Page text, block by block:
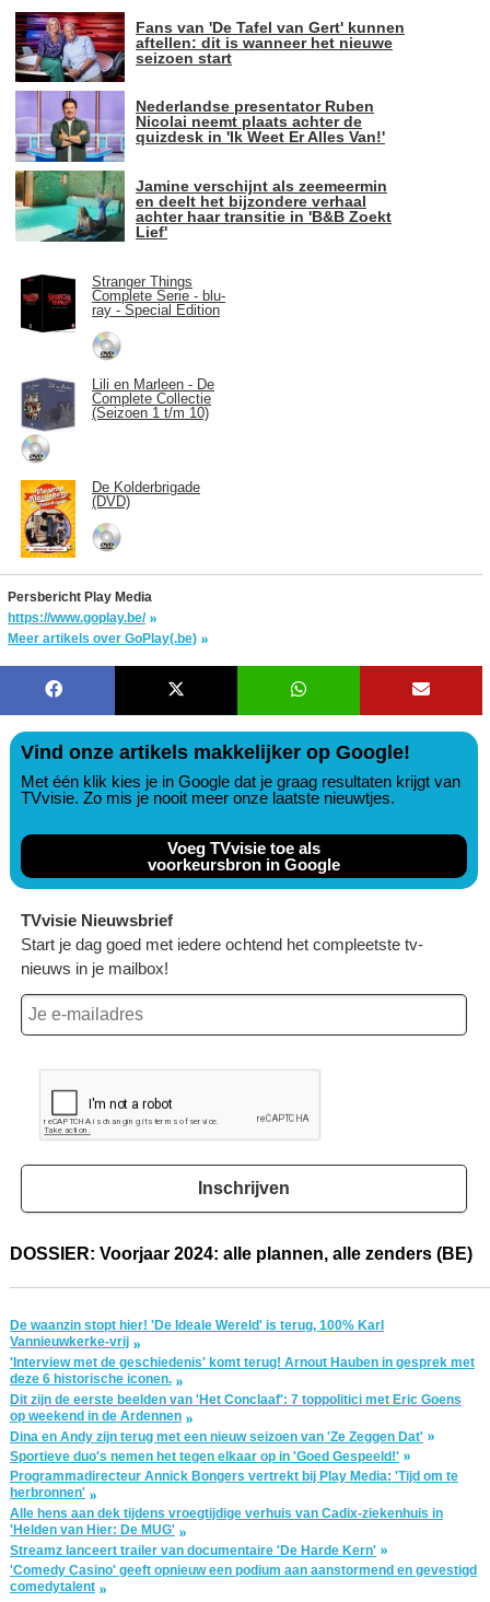
Fans van 'De Tafel van Gert' kunnen
aftellen: dit is wanneer het nieuwe
seizoen start
Nederlandse presentator Ruben
Nicolai neemt plaats achter de
quizdesk in 'Ik Weet Er Alles Van!'
Jamine verschijnt als zeemeermin
en deelt het bijzondere verhaal
achter haar transitie in 'B&B Zoekt
Lief'
Stranger Things
Complete Serie - blu-
ray - Special Edition
Lili en Marleen - De
Complete Collectie
(Seizoen 1 t/m 10)
De Kolderbrigade
(DVD)
Persbericht Play Media
https://www.goplay.be/
Meer artikels over GoPlay(.be)
Vind onze artikels makkelijker op Google!
Met één klik kies je in Google dat je graag resultaten krijgt van
TVvisie. Zo mis je nooit meer onze laatste nieuwtjes.
Voeg TVvisie toe als
voorkeursbron in Google
TVvisie Nieuwsbrief
Start je dag goed met iedere ochtend het compleetste tv-
nieuws in je mailbox!
Inschrijven
DOSSIER: Voorjaar 2024: alle plannen, alle zenders (BE)
De waanzin stopt hier! 'De Ideale Wereld' is terug, 100% Karl
Vannieuwkerke-vrij
'Interview met de geschiedenis' komt terug! Arnout Hauben in gesprek met
deze 6 historische iconen.
Dit zijn de eerste beelden van 'Het Conclaaf': 7 toppolitici met Eric Goens
op weekend in de Ardennen
Dina en Andy zijn terug met een nieuw seizoen van 'Ze Zeggen Dat'
Sportieve duo's nemen het tegen elkaar op in 'Goed Gespeeld!'
Programmadirecteur Annick Bongers vertrekt bij Play Media: 'Tijd om te
herbronnen'
Alle hens aan dek tijdens vroegtijdige verhuis van Cadix-ziekenhuis in
'Helden van Hier: De MUG'
Streamz lanceert trailer van documentaire 'De Harde Kern'
'Comedy Casino' geeft opnieuw een podium aan aanstormend en gevestigd
comedytalent